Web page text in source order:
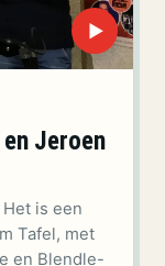
▶
Jeroen
is een
Tafel, met
en Blendle-